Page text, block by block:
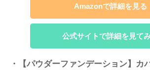
Amazonで詳細を見る
公式サイトで詳細を見て
・【パウダーファンデーション】